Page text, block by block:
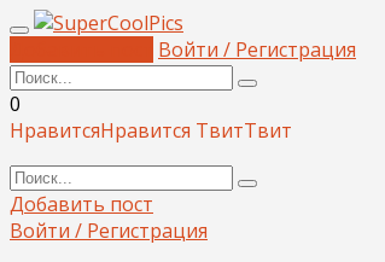
Войти / Регистрация
0
НравитсяНравится ТвитТвит
Добавить пост
Войти / Регистрация